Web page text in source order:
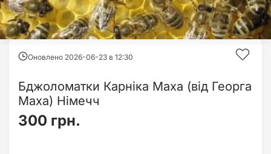
Оновлено 2026-06-23 в 12:30
Бджоломатки Карніка Маха (від Георга
Маха) Німечч
300 грн.